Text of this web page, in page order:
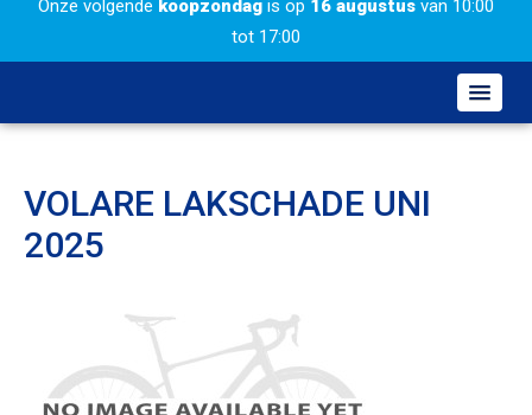
Onze volgende koopzondag is op 16 augustus van 10:00
tot 17:00
VOLARE LAKSCHADE UNI
2025